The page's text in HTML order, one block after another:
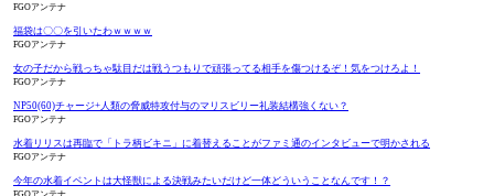
FGOアンテナ
福袋は〇〇を引いたわｗｗｗｗ
FGOアンテナ
女の子だから戦っちゃ駄目だは戦うつもりで頑張ってる相手を傷つけるぞ！気をつけろよ！
FGOアンテナ
NP50(60)チャージ+人類の脅威特攻付与のマリスビリー礼装結構強くない？
FGOアンテナ
水着リリスは再臨で「トラ柄ビキニ」に着替えることがファミ通のインタビューで明かされる
FGOアンテナ
今年の水着イベントは大怪獣による決戦みたいだけど一体どういうことなんです！？